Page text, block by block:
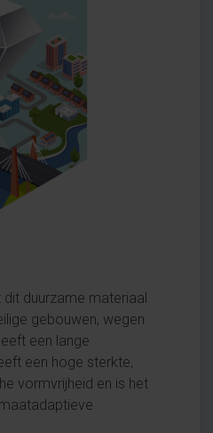
duurzame materiaal
gebouwen, wegen
een lange
een hoge sterkte,
vormvrijheid en is het